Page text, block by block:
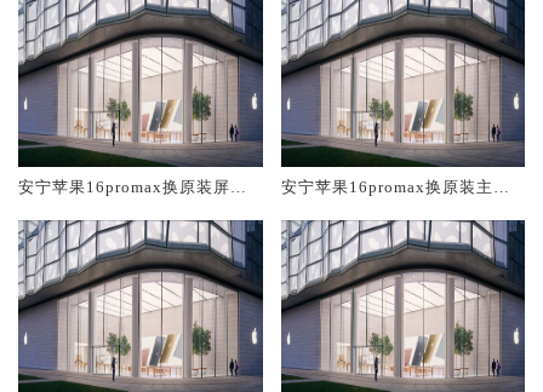
安宁苹果16promax换原装屏幕
安宁苹果16promax换原装主板